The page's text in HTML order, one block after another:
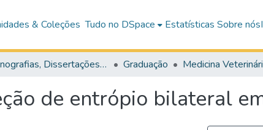
& Coleções Tudo no DSpace Estatísticas Sobre nós
Monografias, Dissertações e Teses Graduação Medicina
de entrópio bilateral